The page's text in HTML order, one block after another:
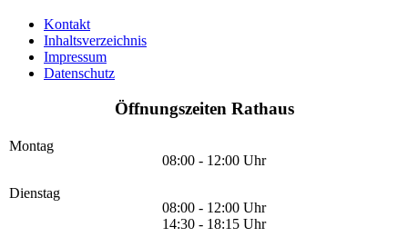
Kontakt
Inhaltsverzeichnis
Impressum
Datenschutz
Öffnungszeiten Rathaus
Montag
08:00 - 12:00 Uhr
Dienstag
08:00 - 12:00 Uhr
14:30 - 18:15 Uhr